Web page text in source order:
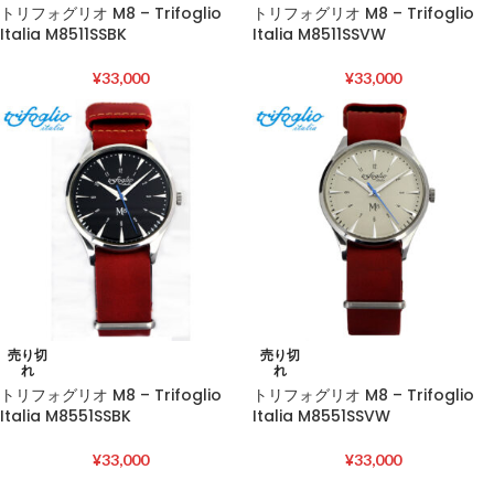
トリフォグリオ M8 – Trifoglio
Italia M8511SSBK
¥33,000
トリフォグリオ M8 – Trifoglio
Italia M8511SSVW
¥33,000
売り切
れ
トリフォグリオ M8 – Trifoglio
Italia M8551SSBK
¥33,000
売り切
れ
トリフォグリオ M8 – Trifoglio
Italia M8551SSVW
¥33,000